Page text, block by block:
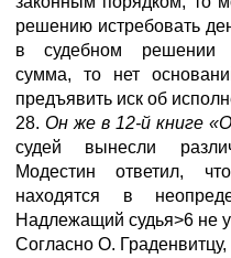
решению истребовать
в судебном решении
сумма, то нет
предъявить иск об
28. Он же в 12-й книге
судей вынесли
Модестин ответил,
находятся в
Надлежащий судья>6 не
Согласно О.